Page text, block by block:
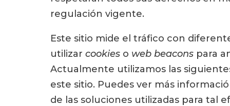
regulación vigente.
Este sitio mide el tráfico con
utilizar cookies o web beacons para
Actualmente utilizamos las
este sitio. Puedes ver más
de las soluciones utilizadas para tal